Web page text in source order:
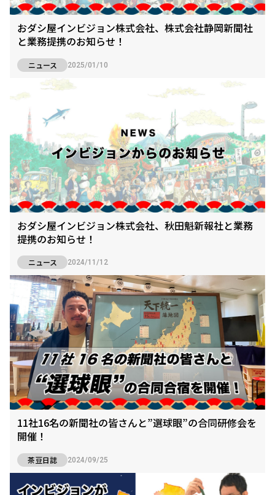
おダシ屋インビジョン株式会社、株式会社静岡新聞社
と業務提携のお知らせ！
ニュース 2025/01/10
おダシ屋インビジョン株式会社、秋田魁新報社と業務
提携のお知らせ！
ニュース 2024/11/12
11社16名の新聞社の皆さんと”選球眼”の合同研修会を
開催！
茶豆日誌 2024/09/25